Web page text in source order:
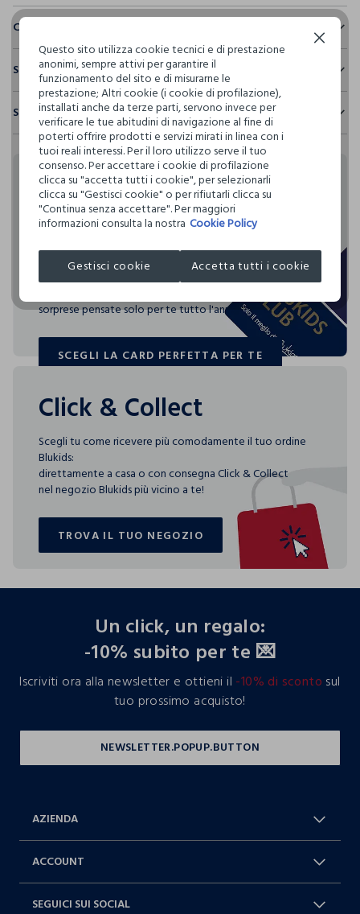
Composizione e cura
Composizione:
100% COTONE
NON CANDEGGIARE
TEMPERATURA MASSIMA 40°C - PROCEDURA NORMALE
NON LAVARE A SECCO
ASCIUGATURA A TAMBURO AMMESSA TEMPERATURA
NORMALE
TEMPERATURA MASSIMA DELLA PIASTRA DEL FERRO
150°C
Sostenibilità e trasparenza
Sicurezza
Il 100% dei nostri articoli viene sottoposto a test chimico-
fisici, per verificarne il rispetto dei limiti che abbiamo
definito per l’uso di sostanze chimiche, talvolta anche più
restrittivi rispetto a quelli previsti dalla normativa
internazionale.
Clicca qui per vedere i dettagli
ENTICE GARMENS
Spedizione e resi
Hai fino a 30 giorni dalla consegna del tuo ordine online per
cambiare idea e restituire i prodotti che hai acquistato.
Rendi speciali i tuoi
acquisti
Blukids card e Blukids Club sono le carte fedeltà che
rendono
sorprese pensate solo per te tutto l'anno!
SCEGLI LA CARD PERFETTA PER TE
SCEGLI LA CARD PERFETTA PER TE
Click & Collect
Scegli tu come ricevere più comodamente il tuo ordine
Blukids:
direttamente a casa o con consegna Click & Collect
nel negozio Blukids più vicino a te!
TROVA IL TUO NEGOZIO
TROVA IL TUO NEGOZIO
Un click, un regalo:
-10% subito per te 💌
Iscriviti ora alla newsletter e ottieni il -10% di sconto sul
tuo prossimo acquisto!
AZIENDA
Dichiarazione accessibilità
ACCOUNT
SEGUICI SUI SOCIAL
Questo sito utilizza cookie tecnici e di prestazione
anonimi, sempre attivi per garantire il
funzionamento del sito e di misurarne le
prestazione; Altri cookie (i cookie di profilazione),
installati anche da terze parti, servono invece per
verificare le tue abitudini di navigazione al fine di
poterti offrire prodotti e servizi mirati in linea con i
tuoi reali interessi. Per il loro utilizzo serve il tuo
consenso. Per accettare i cookie di profilazione
clicca su "accetta tutti i cookie", per selezionarli
clicca su "Gestisci cookie" o per rifiutarli clicca su
"Continua senza accettare". Per maggiori
informazioni consulta la nostra Cookie Policy
Gestisci cookie Accetta tutti i cookie
Continua senza accettare